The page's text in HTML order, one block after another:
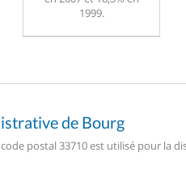
1999.
de Bourg
code postal 33710 est utilisé pour la